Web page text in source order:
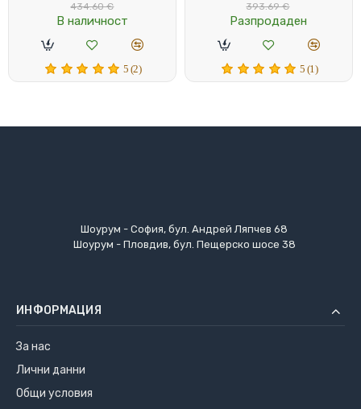
434.60 €
В наличност
5 (2)
393.69 €
Разпродаден
5 (1)
Шоурум - София, бул. Андрей Ляпчев 68
Шоурум - Пловдив, бул. Пещерско шосе 38
ИНФОРМАЦИЯ
За нас
Лични данни
Общи условия